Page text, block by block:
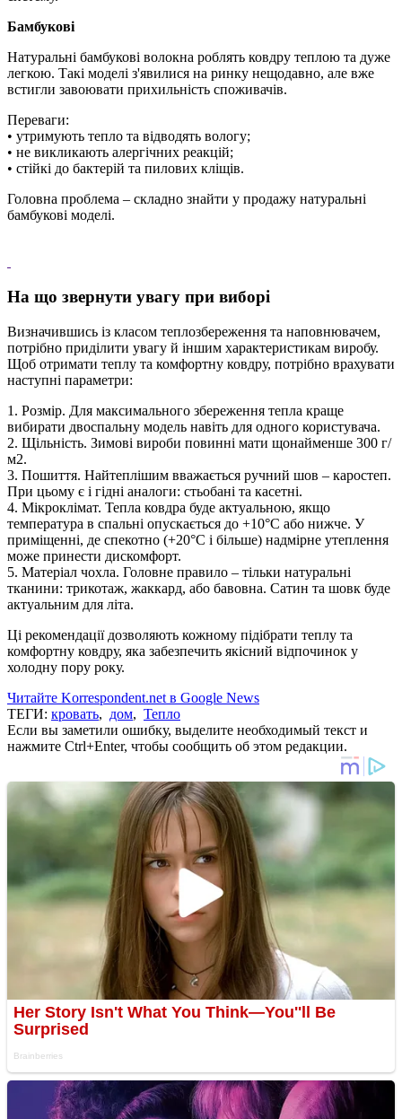
Бамбукові
Натуральні бамбукові волокна роблять ковдру теплою та дуже
легкою. Такі моделі з'явилися на ринку нещодавно, але вже
встигли завоювати прихильність споживачів.
Переваги:
• утримують тепло та відводять вологу;
• не викликають алергічних реакцій;
• стійкі до бактерій та пилових кліщів.
Головна проблема – складно знайти у продажу натуральні
бамбукові моделі.
На що звернути увагу при виборі
Визначившись із класом теплозбереження та наповнювачем,
потрібно приділити увагу й іншим характеристикам виробу.
Щоб отримати теплу та комфортну ковдру, потрібно врахувати
наступні параметри:
1. Розмір. Для максимального збереження тепла краще
вибирати двоспальну модель навіть для одного користувача.
2. Щільність. Зимові вироби повинні мати щонайменше 300 г/
м2.
3. Пошиття. Найтеплішим вважається ручний шов – каростеп.
При цьому є і гідні аналоги: стьобані та касетні.
4. Мікроклімат. Тепла ковдра буде актуальною, якщо
температура в спальні опускається до +10°C або нижче. У
приміщенні, де спекотно (+20°C і більше) надмірне утеплення
може принести дискомфорт.
5. Матеріал чохла. Головне правило – тільки натуральні
тканини: трикотаж, жаккард, або бавовна. Сатин та шовк буде
актуальним для літа.
Ці рекомендації дозволяють кожному підібрати теплу та
комфортну ковдру, яка забезпечить якісний відпочинок у
холодну пору року.
Читайте Korrespondent.net в Google News
ТЕГИ: кровать, дом, Тепло
Если вы заметили ошибку, выделите необходимый текст и
нажмите Ctrl+Enter, чтобы сообщить об этом редакции.